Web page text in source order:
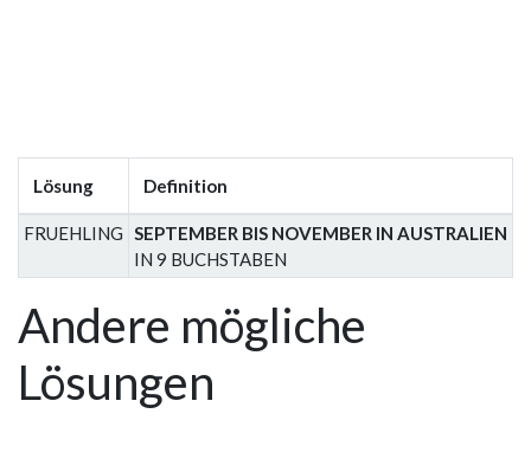
Lösung Definition
FRUEHLING
SEPTEMBER BIS NOVEMBER IN AUSTRALIEN
IN 9 BUCHSTABEN
Andere mögliche
Lösungen